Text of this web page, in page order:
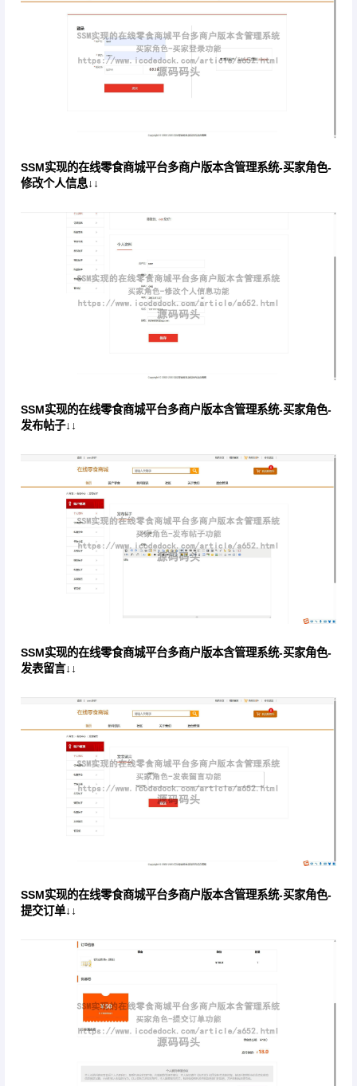
SSM实现的在线零食商城平台多商户版本含管理系统-买家角色-
修改个人信息↓↓
SSM实现的在线零食商城平台多商户版本含管理系统-买家角色-
发布帖子↓↓
SSM实现的在线零食商城平台多商户版本含管理系统-买家角色-
发表留言↓↓
SSM实现的在线零食商城平台多商户版本含管理系统-买家角色-
提交订单↓↓